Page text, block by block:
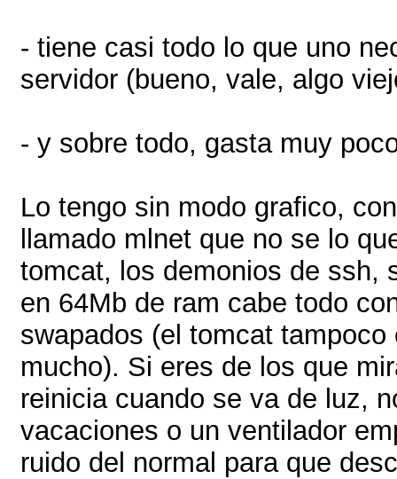
- tiene casi todo lo que uno
servidor (bueno, vale, algo
- y sobre todo, gasta muy
Lo tengo sin modo grafico,
llamado mlnet que no se lo
tomcat, los demonios de ssh,
en 64Mb de ram cabe todo
swapados (el tomcat tampoco
mucho). Si eres de los que
reinicia cuando se va de luz,
vacaciones o un ventilador
ruido del normal para que